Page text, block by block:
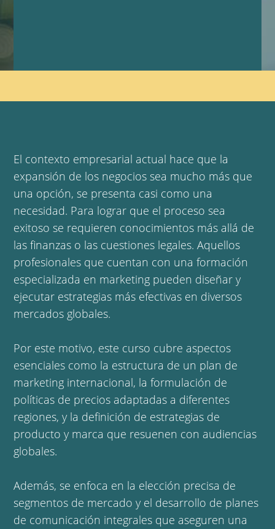
El contexto empresarial actual hace que la
expansión de los negocios sea mucho más que
una opción, se presenta casi como una
necesidad. Para lograr que el proceso sea
exitoso se requieren conocimientos más allá de
las finanzas o las cuestiones legales. Aquellos
profesionales que cuentan con una formación
especializada en marketing pueden diseñar y
ejecutar estrategias más efectivas en diversos
mercados globales.
Por este motivo, este curso cubre aspectos
esenciales como la estructura de un plan de
marketing internacional, la formulación de
políticas de precios adaptadas a diferentes
regiones, y la definición de estrategias de
producto y marca que resuenen con audiencias
globales.
Además, se enfoca en la elección precisa de
segmentos de mercado y el desarrollo de planes
de comunicación integrales que aseguren una